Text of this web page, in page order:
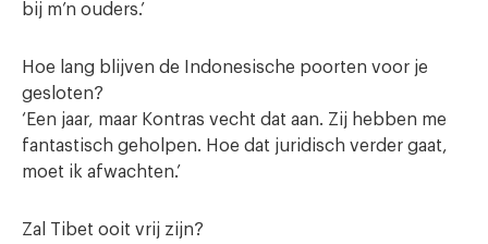
bij m’n ouders.’
Hoe lang blijven de Indonesische poorten voor je
gesloten?
‘Een jaar, maar Kontras vecht dat aan. Zij hebben me
fantastisch geholpen. Hoe dat juridisch verder gaat,
moet ik afwachten.’
Zal Tibet ooit vrij zijn?